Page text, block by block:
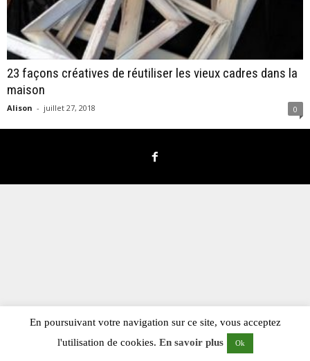
23 façons créatives de réutiliser les vieux cadres dans la
maison
Alison - juillet 27, 2018 0
En poursuivant votre navigation sur ce site, vous acceptez
l'utilisation de cookies. En savoir plus Ok